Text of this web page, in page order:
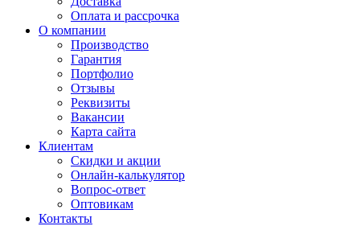
Оплата и рассрочка
О компании
Производство
Гарантия
Портфолио
Отзывы
Реквизиты
Вакансии
Карта сайта
Клиентам
Скидки и акции
Онлайн-калькулятор
Вопрос-ответ
Оптовикам
Контакты